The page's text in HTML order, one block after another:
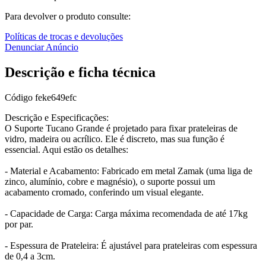
Para devolver o produto consulte:
Políticas de trocas e devoluções
Denunciar Anúncio
Descrição e ficha técnica
Código feke649efc
Descrição e Especificações:
O Suporte Tucano Grande é projetado para fixar prateleiras de
vidro, madeira ou acrílico. Ele é discreto, mas sua função é
essencial. Aqui estão os detalhes:
- Material e Acabamento: Fabricado em metal Zamak (uma liga de
zinco, alumínio, cobre e magnésio), o suporte possui um
acabamento cromado, conferindo um visual elegante.
- Capacidade de Carga: Carga máxima recomendada de até 17kg
por par.
- Espessura de Prateleira: É ajustável para prateleiras com espessura
de 0,4 a 3cm.